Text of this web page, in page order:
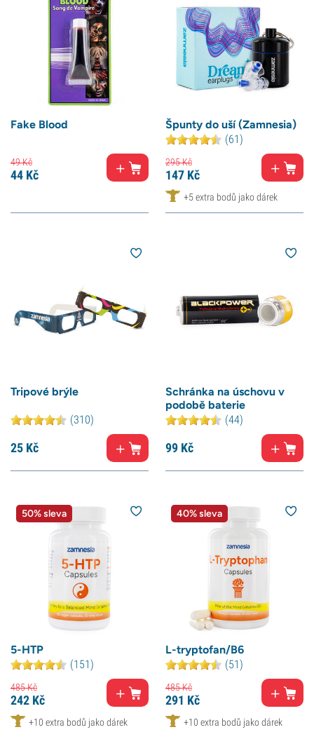
Fake Blood
49Kč
44 Kč
Špunty do uší (Zamnesia)
(61)
295Kč
147 Kč
+5 extra bodů jako dárek
Tripové brýle
(310)
25 Kč
Schránka na úschovu v
podobě baterie
(44)
99 Kč
50% sleva
5-HTP
(151)
485Kč
242 Kč
+10 extra bodů jako dárek
40% sleva
L-tryptofan/B6
(51)
485Kč
291 Kč
+10 extra bodů jako dárek